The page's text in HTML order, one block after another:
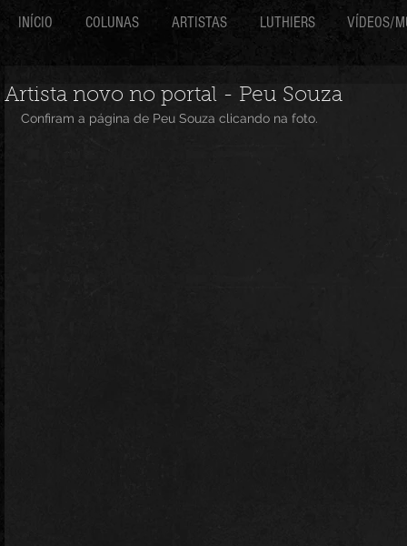
INÍCIO COLUNAS ARTISTAS LUTHIERS VÍDEOS/
Artista novo no portal - Peu Souza
Confiram a página de Peu Souza clicando na foto.